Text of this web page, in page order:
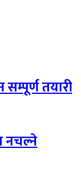
सम्पूर्ण तयारी
नचल्ने